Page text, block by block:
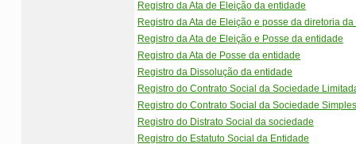
Registro da Ata de Eleição da entidade
Registro da Ata de Eleição e posse da diretoria
Registro da Ata de Eleição e Posse da entidade
Registro da Ata de Posse da entidade
Registro da Dissolução da entidade
Registro do Contrato Social da Sociedade
Registro do Contrato Social da Sociedade Simples
Registro do Distrato Social da sociedade
Registro do Estatuto Social da Entidade